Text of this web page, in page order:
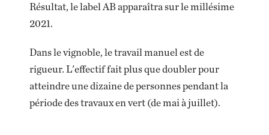
Résultat, le label AB apparaîtra sur le millésime
2021.
Dans le vignoble, le travail manuel est de
rigueur. L'effectif fait plus que doubler pour
atteindre une dizaine de personnes pendant la
période des travaux en vert (de mai à juillet).